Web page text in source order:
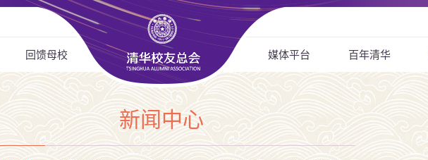
回馈母校 媒体平台 百年清华
新闻中心